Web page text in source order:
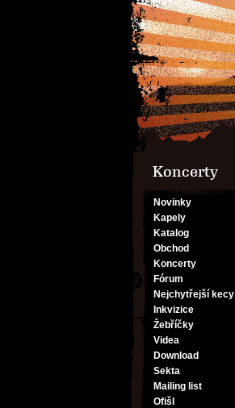
Koncerty
Novinky
Kapely
Katalog
Obchod
Koncerty
Fórum
Nejchytřejší kecy
Inkvizice
Žebříčky
Videa
Download
Sekta
Mailing list
Ofišl